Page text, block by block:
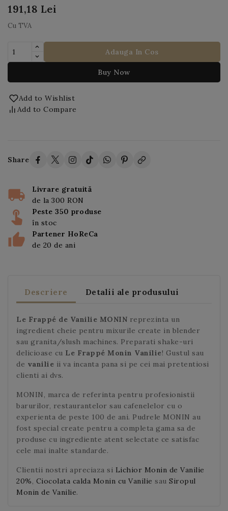
191,18 Lei
Cu TVA
Adauga In Cos
Buy Now
Add to Wishlist
Add to Compare
Share
Livrare gratuită
de la 300 RON
Peste 350 produse
în stoc
Partener HoReCa
de 20 de ani
Descriere Detalii ale produsului
Le Frappé de Vanilie MONIN reprezinta un
ingredient cheie pentru mixurile create in blender
sau granita/slush machines. Preparati shake-uri
delicioase cu Le Frappé Monin Vanilie! Gustul sau
de vanilie ii va incanta pana si pe cei mai pretentiosi
clienti ai dvs.
MONIN, marca de referinta pentru profesionistii
barurilor, restaurantelor sau cafenelelor cu o
experienta de peste 100 de ani. Pudrele MONIN au
fost special create pentru a completa gama sa de
produse cu ingrediente atent selectate ce satisfac
cele mai inalte standarde.
Clientii nostri apreciaza si Lichior Monin de Vanilie
20%, Ciocolata calda Monin cu Vanilie sau Siropul
Monin de Vanilie.